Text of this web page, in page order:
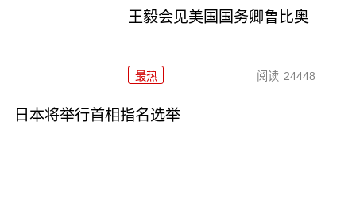
王毅会见美国国务卿鲁比奥
最热 阅读 24448
日本将举行首相指名选举